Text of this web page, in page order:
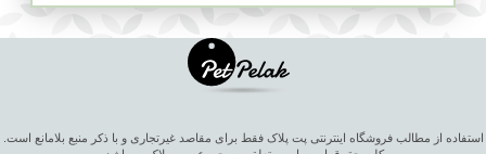
استفاده از مطالب فروشگاه اینترنتی پت پلاک فقط برای مقاصد غیرتجاری و با ذکر منبع بلامانع است.